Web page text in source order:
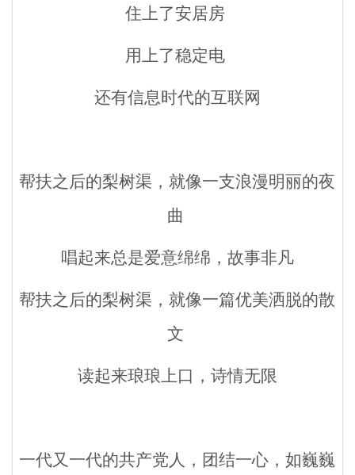
住上了安居房
用上了稳定电
还有信息时代的互联网
帮扶之后的梨树渠，就像一支浪漫明丽的夜
曲
唱起来总是爱意绵绵，故事非凡
帮扶之后的梨树渠，就像一篇优美洒脱的散
文
读起来琅琅上口，诗情无限
一代又一代的共产党人，团结一心，如巍巍